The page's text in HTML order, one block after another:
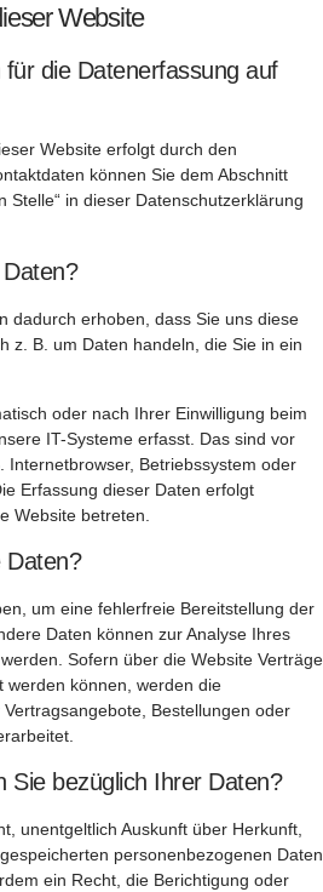
Website
die Datenerfassung auf
Website erfolgt durch den
können Sie dem Abschnitt
Stelle“ in dieser Datenschutzerklärung
dadurch erhoben, dass Sie uns diese
z. B. um Daten handeln, die Sie in ein
oder nach Ihrer Einwilligung beim
IT-Systeme erfasst. Das sind vor
Internetbrowser, Betriebssystem oder
Erfassung dieser Daten erfolgt
Website betreten.
Daten?
um eine fehlerfreie Bereitstellung der
Daten können zur Analyse Ihres
Sofern über die Website Verträge
werden können, werden die
Bestellungen oder
Sie bezüglich Ihrer Daten?
unentgeltlich Auskunft über Herkunft,
personenbezogenen Daten
ein Recht, die Berichtigung oder